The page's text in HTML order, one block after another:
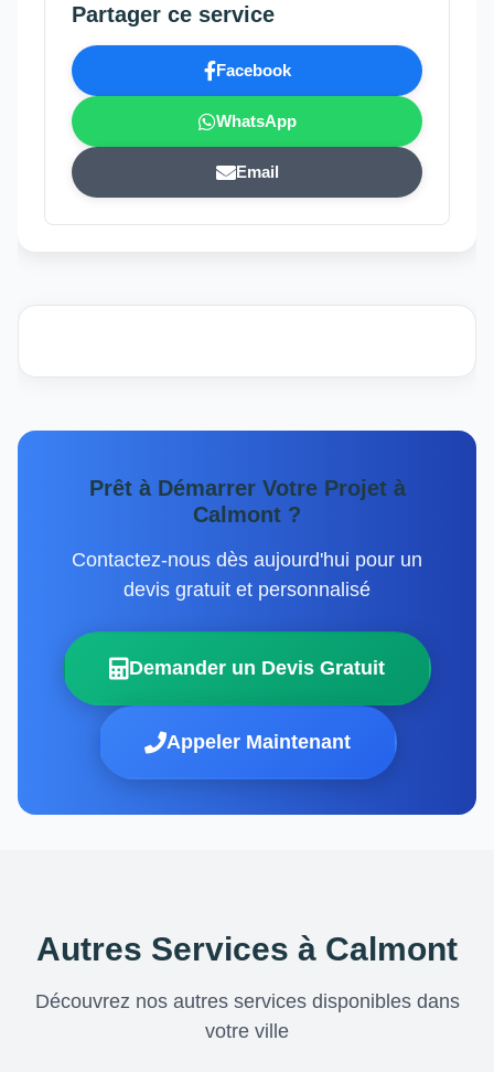
Partager ce service
Facebook
WhatsApp
Email
Prêt à Démarrer Votre Projet à
Calmont ?
Contactez-nous dès aujourd'hui pour un
devis gratuit et personnalisé
Demander un Devis Gratuit
Appeler Maintenant
Autres Services à Calmont
Découvrez nos autres services disponibles dans
votre ville